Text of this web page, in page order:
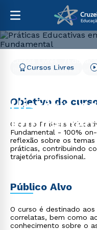
Práticas Educativas em
História no
Cursos Livres
Objetivo do
O curso Práticas
Fundamental - 100%
reflexão sobre os temas
práticas, contribuindo
trajetória profissional.
Público Alvo
O curso é destinado
correlatas, bem como
conhecimento sobre o